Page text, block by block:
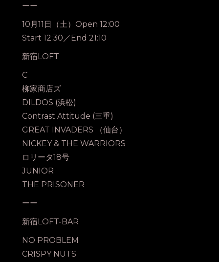
ーー
10月11日（土）Open 12:00
Start 12:30／End 21:10
新宿LOFT
C
柳家商店ズ
DILDOS (浜松)
Contrast Attitude (三重)
GREAT INVADERS （仙台）
NICKEY & THE WARRIORS
ロリータ18号
JUNIOR
THE PRISONER
ーー
新宿LOFT-BAR
NO PROBLEM
CRISPY NUTS